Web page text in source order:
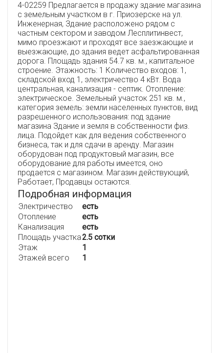
4-02259 Предлагается в продажу здание магазина
с земельным участком в г. Приозерске на ул.
Инженерная, Здание расположено рядом с
частным сектором и заводом Лесплитинвест,
мимо проезжают и проходят все заезжающие и
выезжающие, до здания ведет асфальтированная
дорога. Площадь здания 54.7 кв. м., капитальное
строение. Этажность: 1 Количество входов: 1,
складской вход 1, электричество 4 кВт. Вода
центральная, канализация - септик. Отопление:
электрическое. Земельный участок 251 кв. м.,
категория земель: земли населенных пунктов, вид
разрешенного использования: под здание
магазина Здание и земля в собственности физ.
лица. Подойдет как для ведения собственного
бизнеса, так и для сдачи в аренду. Магазин
оборудован под продуктовый магазин, все
оборудование для работы имеется, оно
продается с магазином. Магазин действующий,
Работает, Продавцы остаются.
Подробная информация
Электричество
есть
Отопление
есть
Канализация
есть
Площадь участка2.5 сотки
Этаж
1
Этажей всего
1